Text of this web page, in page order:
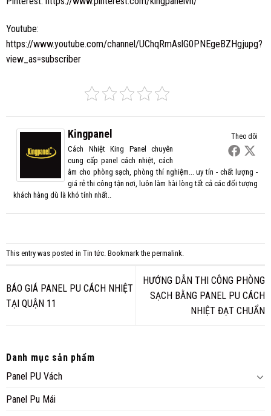
Youtube:
https://www.youtube.com/channel/UChqRmAslG0PNEgeBZHgjupg?
view_as=subscriber
Theo dõi
Kingpanel
Cách Nhiệt King Panel chuyên
cung cấp panel cách nhiệt, cách
âm cho phòng sạch, phòng thí nghiệm... uy tín - chất lượng -
giá rẻ thi công tận nơi, luôn làm hài lòng tất cả các đối tượng
khách hàng dù là khó tính nhất..
This entry was posted in Tin tức. Bookmark the permalink.
BÁO GIÁ PANEL PU CÁCH NHIỆT
TẠI QUẬN 11
HƯỚNG DẪN THI CÔNG PHÒNG
SẠCH BẰNG PANEL PU CÁCH
NHIỆT ĐẠT CHUẨN
Danh mục sản phẩm
Panel PU Vách
Panel Pu Mái